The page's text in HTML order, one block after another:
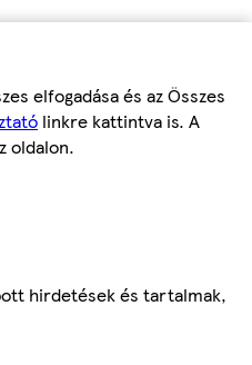
elfogadása és az Összes
linkre kattintva is. A
oldalon.
hirdetések és tartalmak,